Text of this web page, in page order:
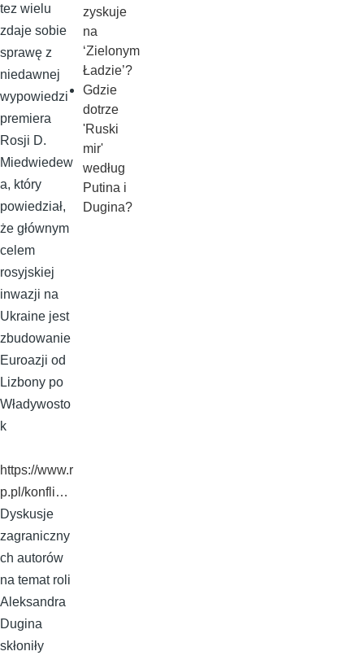
tez wielu
zdaje sobie
sprawę z
niedawnej
wypowiedzi
premiera
Rosji D.
Miedwiedew
a, który
powiedział,
że głównym
celem
rosyjskiej
inwazji na
Ukraine jest
zbudowanie
Euroazji od
Lizbony po
Władywosto
k
https://www.r
p.pl/konfli…
Dyskusje
zagraniczny
ch autorów
na temat roli
Aleksandra
Dugina
skłoniły
zyskuje
na
‘Zielonym
Ładzie’?
Gdzie
dotrze
'Ruski
mir'
według
Putina i
Dugina?